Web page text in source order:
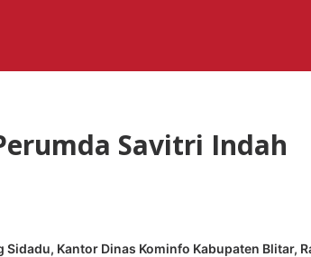
Savitri Indah
Kantor Dinas Kominfo Kabupaten Blitar,